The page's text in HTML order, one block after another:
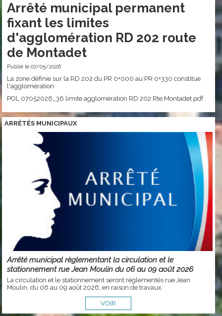
Arrêté municipal permanent
fixant les limites
d'agglomération RD 202 route
de Montadet
Publié le 07/05/2026
La zone définie sur la RD 202 du PR 0+000 au PR 0+330 constitue
l'agglomération
POL 07052026_36 limite agglomération RD 202 Rte Montadet.pdf
ARRÉTÉS MUNICIPAUX
Arrêté municipal règlementant la circulation et le
stationnement rue Jean Moulin du 06 au 09 août 2026
La circulation et le stationnement seront réglementés rue Jean
Moulin, du 06 au 09 août 2026, en raison de travaux.
VOIR